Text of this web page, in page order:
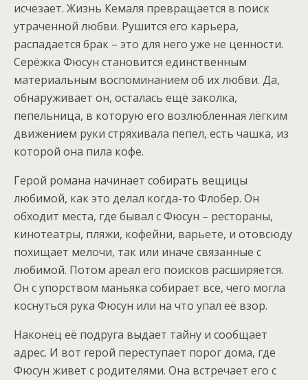
исчезает. Жизнь Кемаля превращается в поиск
утраченной любви. Рушится его карьера,
распадается брак – это для него уже не ценности.
Серёжка Фюсун становится единственным
материальным воспоминанием об их любви. Да,
обнаруживает он, осталась ещё заколка,
пепельница, в которую его возлюбленная лёгким
движением руки стряхивала пепел, есть чашка, из
которой она пила кофе.
Герой романа начинает собирать вещицы
любимой, как это делал когда-то Флобер. Он
обходит места, где бывал с Фюсун – рестораны,
кинотеатры, пляжи, кофейни, варьете, и отовсюду
похищает мелочи, так или иначе связанные с
любимой. Потом ареал его поисков расширяется.
Он с упорством маньяка собирает все, чего могла
коснуться рука Фюсун или на что упал её взор.
Наконец её подруга выдает тайну и сообщает
адрес. И вот герой переступает порог дома, где
Фюсун живет с родителями. Она встречает его с